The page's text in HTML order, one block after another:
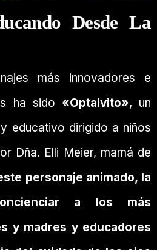
Desde La
más innovadores e
ha sido «Optalvito», un
educativo dirigido a niños
Dña. Elli Meier, mamá de
personaje animado, la
a los más
y madres y educadores